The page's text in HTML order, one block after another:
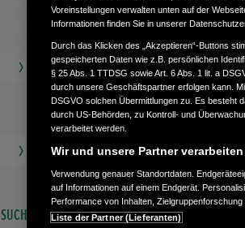
SUCHE SPEICHERN SUCHAUFTRAG
Voreinstellungen verwalten unten auf der
Informationen finden Sie in unserer
Durch das Klicken des „Akzeptieren“-Buttons
gespeicherten Daten wie z.B. persönlichen
§ 25 Abs. 1 TTDSG sowie Art. 6 Abs. 1 lit. a
durch unsere Geschäftspartner erfolgen kann.
DSGVO solchen Übermittlungen zu. Es besteht
durch US-Behörden, zu Kontroll- und
verarbeitet werden.
Wir und unsere Partner
Verwendung genauer Standortdaten.
auf Informationen auf einem Endgerät.
Performance von Inhalten,
Liste der Partner (Lieferanten)